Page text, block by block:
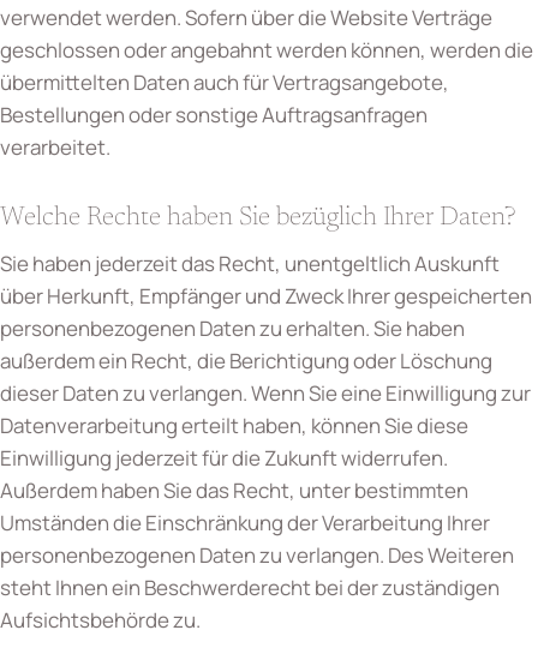
verwendet werden. Sofern über die Website Verträge
geschlossen oder angebahnt werden können, werden die
übermittelten Daten auch für Vertragsangebote,
Bestellungen oder sonstige Auftragsanfragen
verarbeitet.
Welche Rechte haben Sie bezüglich Ihrer Daten?
Sie haben jederzeit das Recht, unentgeltlich Auskunft
über Herkunft, Empfänger und Zweck Ihrer gespeicherten
personenbezogenen Daten zu erhalten. Sie haben
außerdem ein Recht, die Berichtigung oder Löschung
dieser Daten zu verlangen. Wenn Sie eine Einwilligung zur
Datenverarbeitung erteilt haben, können Sie diese
Einwilligung jederzeit für die Zukunft widerrufen.
Außerdem haben Sie das Recht, unter bestimmten
Umständen die Einschränkung der Verarbeitung Ihrer
personenbezogenen Daten zu verlangen. Des Weiteren
steht Ihnen ein Beschwerderecht bei der zuständigen
Aufsichtsbehörde zu.